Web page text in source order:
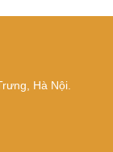
Hà Nội.